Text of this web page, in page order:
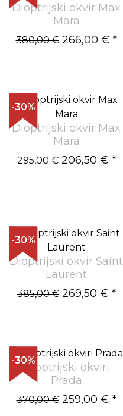
Dioptrijski okvir Max
Mara
380,00 €266,00 € *
-30%
Dioptrijski okvir Max
Mara
295,00 €206,50 € *
-30%
Dioptrijski okvir Saint
Laurent
385,00 €269,50 € *
-30%
Dioptrijski okviri
Prada
370,00 €259,00 € *